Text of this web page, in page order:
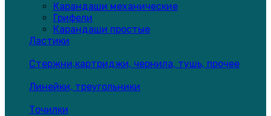
Карандаши механические
Грифели
Карандаши простые
Ластики
Стержни,картриджи, чернила, тушь, прочее
Линейки, треугольники
Точилки